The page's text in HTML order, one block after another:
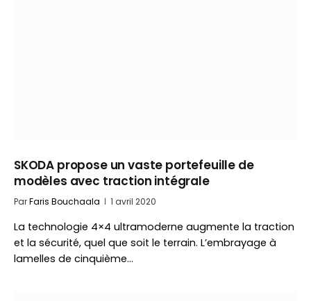
SKODA propose un vaste portefeuille de
modèles avec traction intégrale
ParFaris Bouchaala 1 avril 2020
La technologie 4×4 ultramoderne augmente la traction
et la sécurité, quel que soit le terrain. L’embrayage à
lamelles de cinquième…